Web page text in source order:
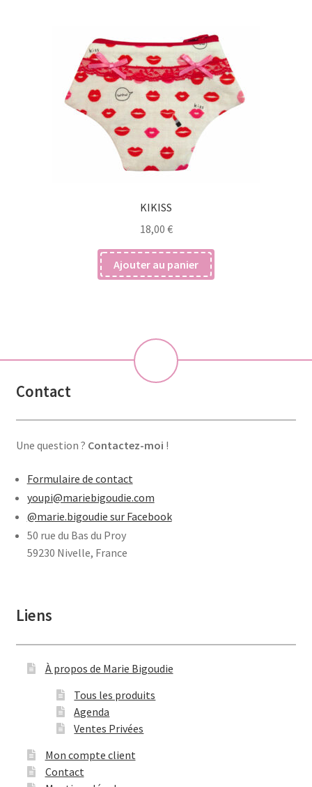
KIKISS
18,00 €
Ajouter au panier
Contact
Une question ? Contactez-moi !
Formulaire de contact
youpi@mariebigoudie.com
@marie.bigoudie sur Facebook
50 rue du Bas du Proy
59230 Nivelle, France
Liens
À propos de Marie Bigoudie
Tous les produits
Agenda
Ventes Privées
Mon compte client
Contact